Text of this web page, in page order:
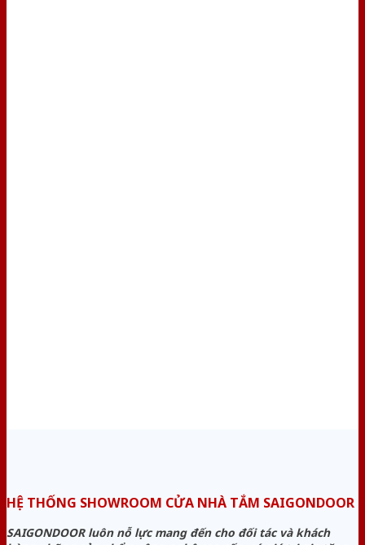
HỆ THỐNG SHOWROOM CỬA NHÀ TẮM SAIGONDOOR
SAIGONDOOR luôn nỗ lực mang đến cho đối tác và khách